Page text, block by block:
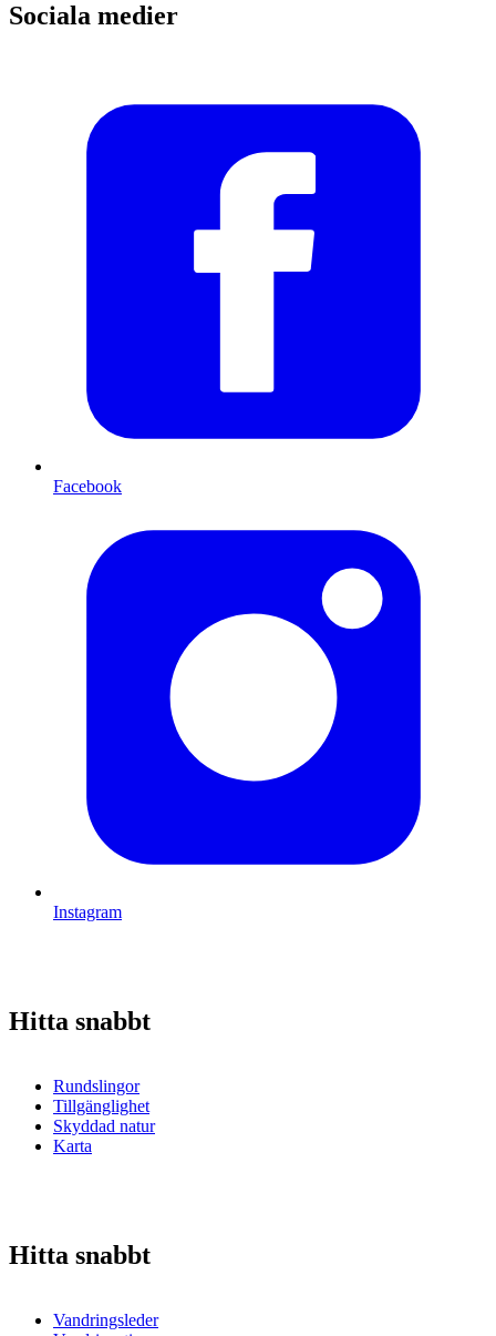
Sociala medier
Facebook
Instagram
Hitta snabbt
Rundslingor
Tillgänglighet
Skyddad natur
Karta
Hitta snabbt
Vandringsleder